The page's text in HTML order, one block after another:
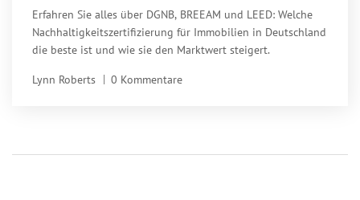
Erfahren Sie alles über DGNB, BREEAM und LEED: Welche
Nachhaltigkeitszertifizierung für Immobilien in Deutschland
die beste ist und wie sie den Marktwert steigert.
Lynn Roberts 0 Kommentare